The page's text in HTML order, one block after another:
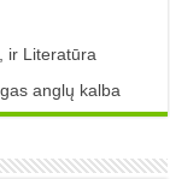
ir Literatūra
anglų kalba